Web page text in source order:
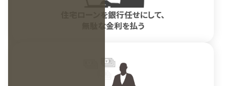
住宅ローンを銀行任せにして、
無駄な金利を払う